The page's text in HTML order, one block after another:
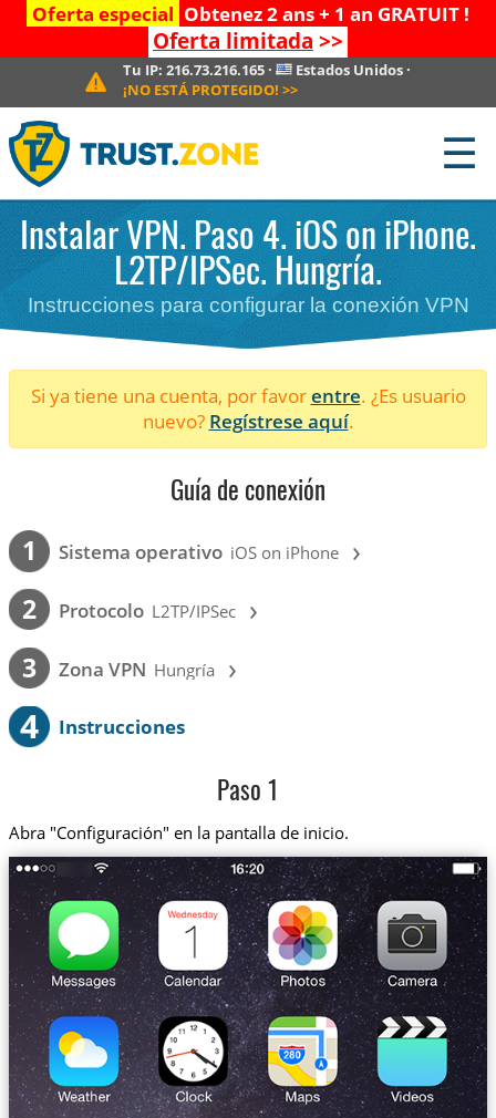
Oferta especial Obtenez 2 ans + 1 an GRATUIT !
Oferta limitada >>
Tu IP: 216.73.216.165· Estados Unidos ·
¡NO ESTÁ PROTEGIDO! >>
☰
Instalar VPN. Paso 4. iOS on iPhone.
L2TP/IPSec. Hungría.
Instrucciones para configurar la conexión VPN
Si ya tiene una cuenta, por favorentre. ¿Es usuario
nuevo? Regístrese aquí.
Guía de conexión
1 Sistema operativo iOS on iPhone ›
2 Protocolo L2TP/IPSec ›
3 Zona VPN Hungría ›
4 Instrucciones
Paso 1
Abra "Configuración" en la pantalla de inicio.